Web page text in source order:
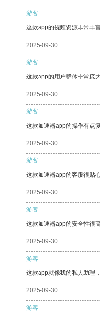
游客
这款app的视频资源非常丰
2025-09-30
游客
这款app的用户群体非常庞
2025-09-30
游客
这款加速器app的操作有点
2025-09-30
游客
这款加速器app的客服很贴
2025-09-30
游客
这款加速器app的安全性很
2025-09-30
游客
这款app就像我的私人助理
2025-09-30
游客